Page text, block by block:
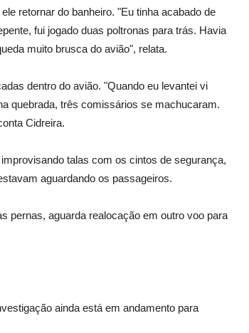
retornar do banheiro. "Eu tinha acabado de
fui jogado duas poltronas para trás. Havia
muito brusca do avião", relata.
dentro do avião. "Quando eu levantei vi
quebrada, três comissários se machucaram.
Cidreira.
talas com os cintos de segurança,
aguardando os passageiros.
pernas, aguarda realocação em outro voo para
ainda está em andamento para